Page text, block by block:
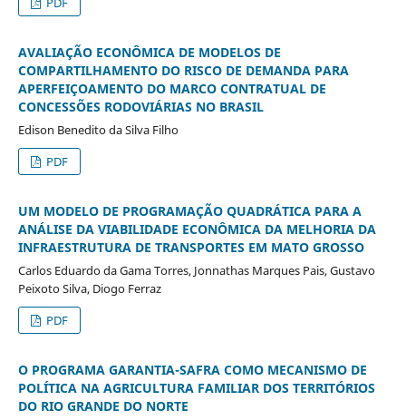
AVALIAÇÃO ECONÔMICA DE MODELOS DE
COMPARTILHAMENTO DO RISCO DE DEMANDA PARA
APERFEIÇOAMENTO DO MARCO CONTRATUAL DE
CONCESSÕES RODOVIÁRIAS NO BRASIL
Edison Benedito da Silva Filho
PDF
UM MODELO DE PROGRAMAÇÃO QUADRÁTICA PARA A
ANÁLISE DA VIABILIDADE ECONÔMICA DA MELHORIA DA
INFRAESTRUTURA DE TRANSPORTES EM MATO GROSSO
Carlos Eduardo da Gama Torres, Jonnathas Marques Pais, Gustavo
Peixoto Silva, Diogo Ferraz
PDF
O PROGRAMA GARANTIA-SAFRA COMO MECANISMO DE
POLÍTICA NA AGRICULTURA FAMILIAR DOS TERRITÓRIOS
DO RIO GRANDE DO NORTE